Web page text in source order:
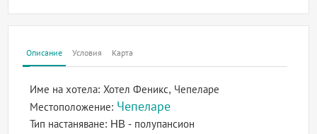
Описание Условия Карта
Име на хотела: Хотел Феникс, Чепеларе
Местоположение: Чепеларе
Тип настаняване: HB - полупансион